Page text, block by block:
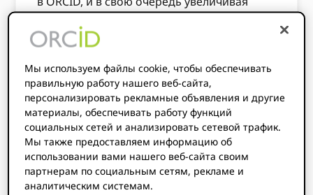
ценность того, что ORCID предложения
научному сообществу. Следовательно,
ORCID Мы очень серьёзно относимся к
своим обязательствам по защите данных в
соответствии с Общим регламентом ЕС по
защите данных (GDPR) и другими
местными, национальными и
международными законами о защите
данных/конфиденциальности, и ожидаем
того же от наших организаций-членов.
Крайне важно, чтобы информация,
Мы используем файлы cookie, чтобы обеспечивать
правильную работу нашего веб-сайта,
персонализировать рекламные объявления и другие
материалы, обеспечивать работу функций
социальных сетей и анализировать сетевой трафик.
Мы также предоставляем информацию об
использовании вами нашего веб-сайта своим
партнерам по социальным сетям, рекламе и
аналитическим системам.